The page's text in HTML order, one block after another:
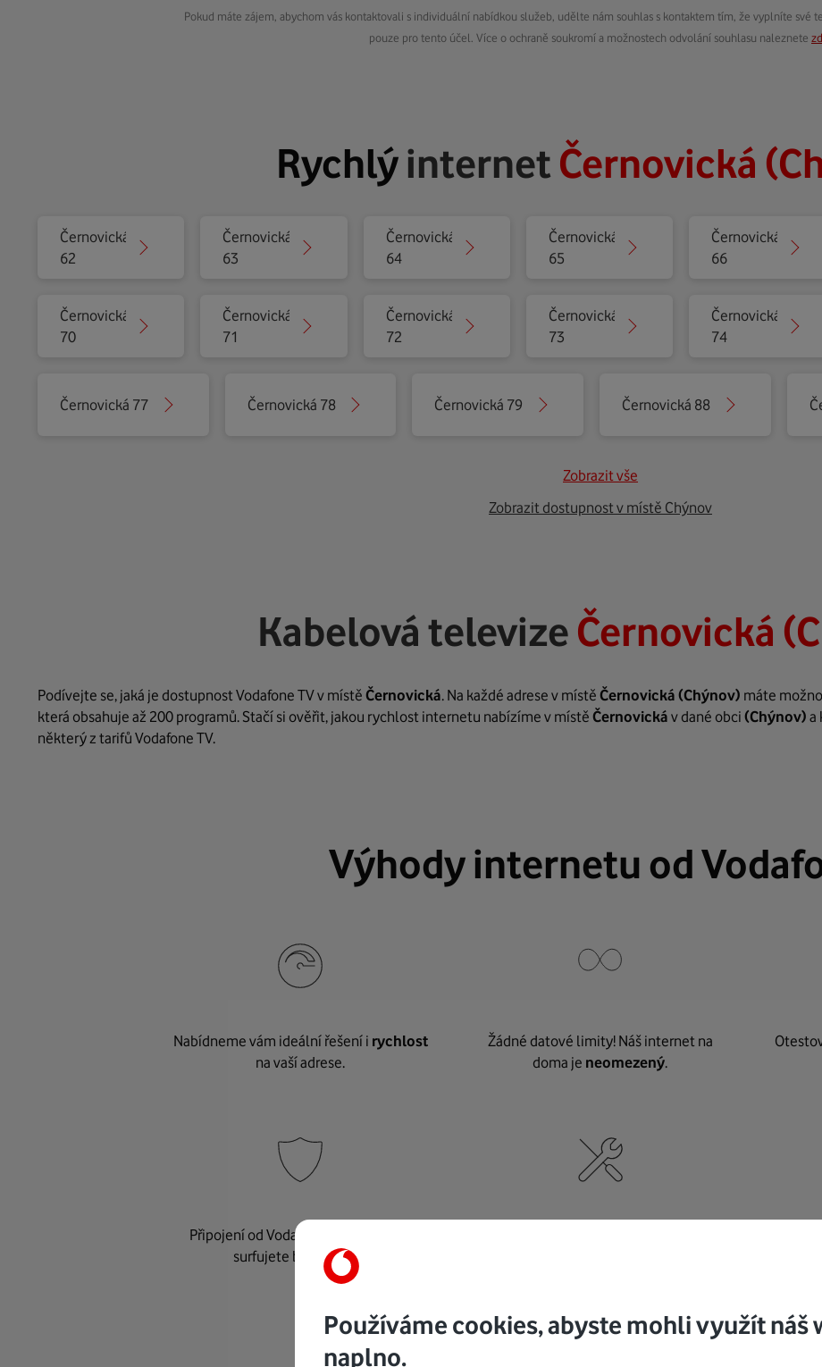
Pokud máte zájem, abychom vás kontaktovali s individuální nabídkou služeb, udělte nám souhlas s kontaktem tím, že vyplníte své
pouze pro tento účel. Více o ochraně soukromí a možnostech odvolání souhlasu naleznete
RychlýinternetČernovická
Černovická
62
Černovická
63
Černovická
64
Černovická
65
Černovická
66
Černovická
70
Černovická
71
Černovická
72
Černovická
73
Černovická
74
Černovická 77 Černovická 78 Černovická 79 Černovická 88
Zobrazit vše
Zobrazit dostupnost v místě Chýnov
Kabelová televize Černovická
Podívejte se, jaká je dostupnost Vodafone TV v místě Černovická. Na každé adrese v místě Černovická (Chýnov) máte
která obsahuje až 200 programů. Stačí si ověřit, jakou rychlost internetu nabízíme v místě Černovická v dané obci (Chýnov) a
některý z tarifů Vodafone TV.
Výhody internetu od
Nabídneme vám ideální řešení i rychlost
na vaší adrese.
Žádné datové limity! Náš internet na
doma je neomezený.
Připojení od Vodafonu je
surfujete bez starostí.
K
Používáme cookies, abyste mohli využít náš
naplno.